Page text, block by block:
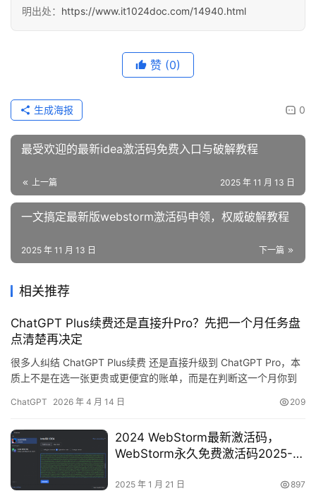
明出处： https://www.it1024doc.com/14940.html
赞 (0)
0
生成海报
最受欢迎的最新idea激活码免费入口与破解教程
上一篇 2025 年 11 月 13 日
一文搞定最新版webstorm激活码申领，权威破解教程
下一篇
2025 年 11 月 13 日
相关推荐
ChatGPT Plus续费还是直接升Pro？先把一个月任务盘
点清楚再决定
很多人纠结 ChatGPT Plus续费 还是直接升级到 ChatGPT Pro，本
质上不是在选一张更贵或更便宜的账单，而是在判断这一个月你到
段文字，Plus 往往已经够用；但如果你最近明显在拿它连续写方
要看中断、返工和时间损失。 如果你…
ChatGPT 2026 年 4 月 14 日 209
2024 WebStorm最新激活码，
WebStorm永久免费激活码2025-
2025 年 1 月 21 日 897